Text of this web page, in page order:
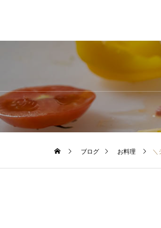
ブログ お料理 ＼